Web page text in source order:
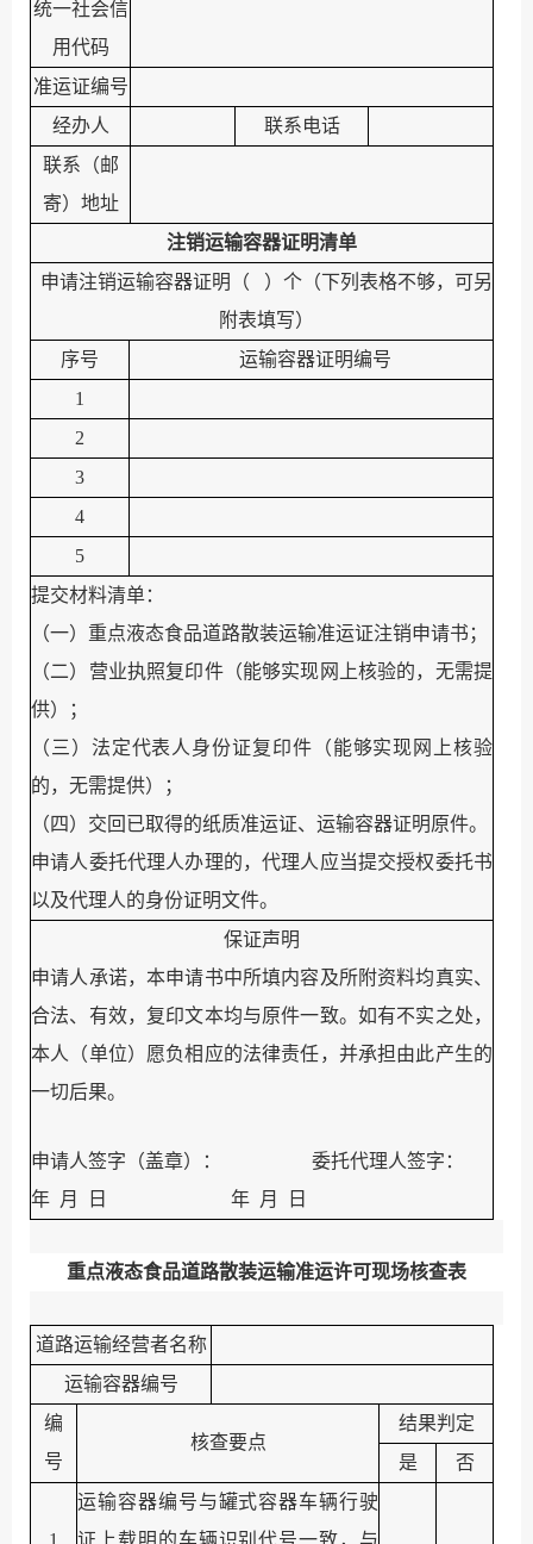
统一社会信
用代码
准运证编号
经办人
联系电话
联系（邮
寄）地址
注销运输容器证明清单
申请注销运输容器证明（
）个（下列表格不够，可另
附表填写）
序号
运输容器证明编号
1
2
3
4
5
提交材料清单：
（一）重点液态食品道路散装运输准运证注销申请书；
（二）营业执照复印件（能够实现网上核验的，无需提
供）；
（三） 法定代表人身份证复印件（能够实现网上核验
的，无需提供）；
（四）交回已取得的纸质准运证、运输容器证明原件。
申请人委托代理人办理的，代理人应当提交授权委托书
以及代理人的身份证明文件。
保证声明
申请人承诺，本申请书中所填内容及所附资料均真实、
合法、有效，复印文本均与原件一致。如有不实之处，
本人（单位）愿负相应的法律责任，并承担由此产生的
一切后果。
申请人签字（盖章）：
委托代理人签字：
年 月 日 年 月 日
重点液态食品道路散装运输准运许可现场核查表
道路运输经营者名称
运输容器编号
编
号
核查要点
结果判定
是
否
1
运输容器编号与罐式容器车辆行驶
证上载明的车辆识别代号一致，与